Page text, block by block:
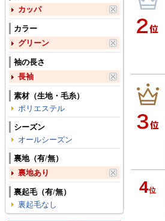
4位
カッパ
カラー
グリーン
袖の長さ
長袖
素材（生地・毛糸）
ポリエステル
シーズン
オールシーズン
裏地（有/無）
裏地あり
裏起毛（有/無）
裏起毛なし